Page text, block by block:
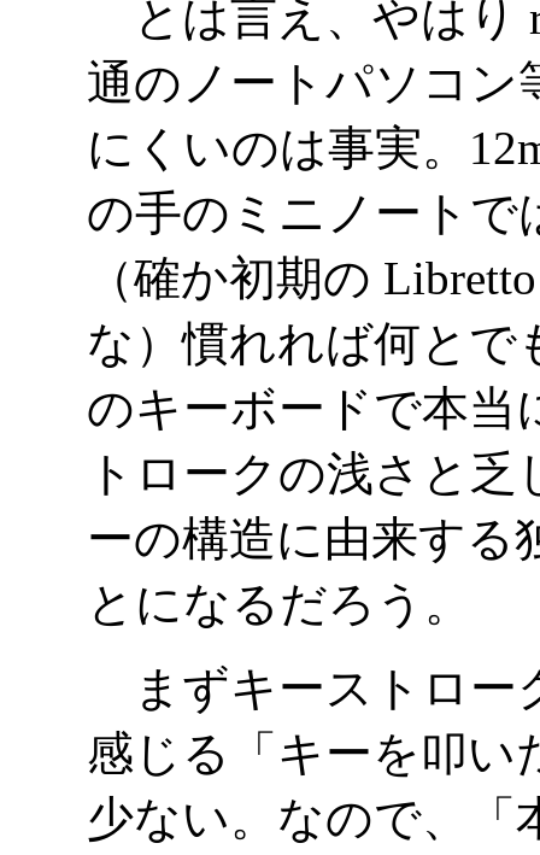
とは言え、やはり
通のノートパソコン
にくいのは事実。
の手のミニノートで
（確か初期の
な）慣れれば何とで
のキーボードで本当
トロークの浅さと
ーの構造に由来する
とになるだろう。
まずキーストロー
感じる「キーを叩い
少ない。なので、「